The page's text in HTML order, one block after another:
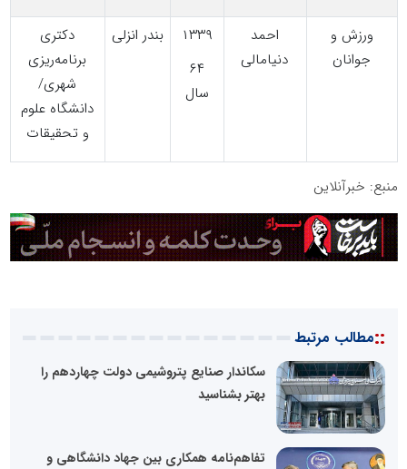
ورزش و
جوانان
احمد
دنیامالی
۱۳۳۹
۶۴
سال
بندر انزلی
دکتری
برنامه‌ریزی
شهری/
دانشگاه علوم
و تحقیقات
منبع: خبرآنلاین
::مطالب مرتبط
سکاندار صنایع پتروشیمی دولت چهاردهم را
بهتر بشناسید
تفاهم‌نامه همکاری بین جهاد دانشگاهی و